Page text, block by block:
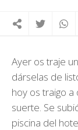
Ayer os traje
dárselas de
hoy os traigo
suerte. Se
piscina del